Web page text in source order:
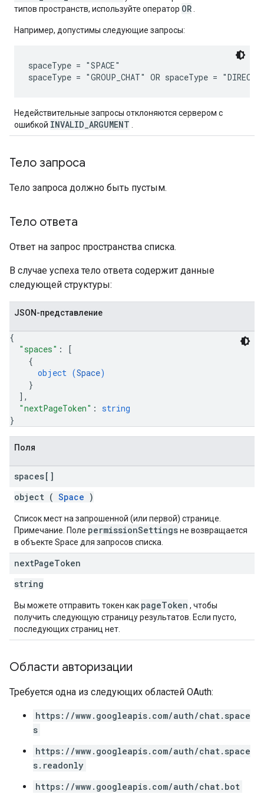
типов пространств, используйте оператор OR
Например, допустимы следующие запросы:
spaceType = "SPACE"
Недействительные запросы отклоняются сервером с
ошибкой INVALID_ARGUMENT
Тело запроса
Тело запроса должно быть пустым.
Тело ответа
Ответ на запрос пространства списка.
В случае успеха тело ответа содержит данные
следующей структуры:
JSON-представление
{
"spaces" :
[
{
object (Space)
}
] ,
"nextPageToken" : string
}
Поля
spaces[]
object ( Space )
Список мест на запрошенной (или первой) странице.
Примечание. Поле permissionSettingsне возвращается
в объекте Space для запросов списка.
nextPageToken
string
Вы можете отправить токен как pageToken , чтобы
получить следующую страницу результатов. Если пусто,
последующих страниц нет.
Области авторизации
Требуется одна из следующих областей OAuth:
https://www.googleapis.com/auth/chat.space
s
https://www.googleapis.com/auth/chat.space
s.readonly
https://www.googleapis.com/auth/chat.bot